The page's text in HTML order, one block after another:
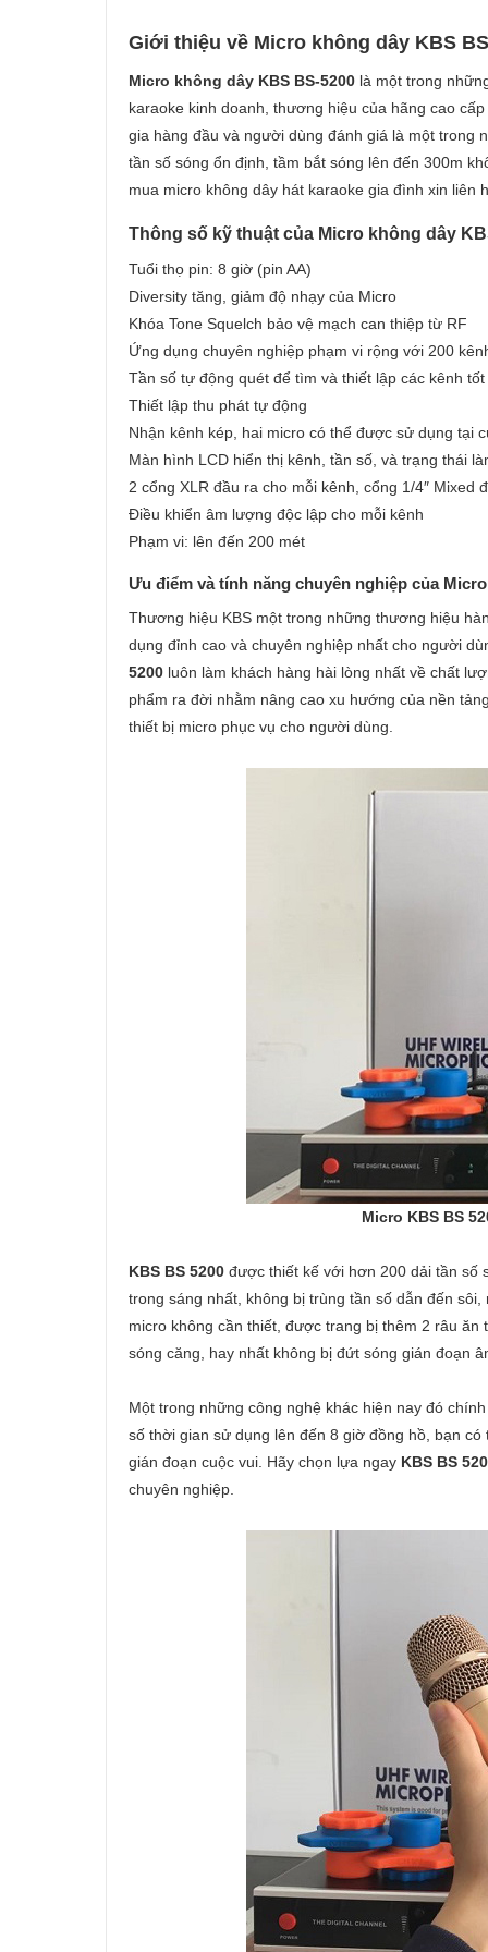
Giới thiệu về Micro không dây KBS
Micro không dây KBS BS-5200 là một trong
karaoke kinh doanh, thương hiệu của hãng cao
gia hàng đầu và người dùng đánh giá là một trong
tần số sóng ổn định, tầm bắt sóng lên đến 300m
mua micro không dây hát karaoke gia đình xin
Thông số kỹ thuật của Micro không dây
Tuổi thọ pin: 8 giờ (pin AA)
Diversity tăng, giảm độ nhạy của Micro
Khóa Tone Squelch bảo vệ mạch can thiệp từ RF
Ứng dụng chuyên nghiệp phạm vi rộng với 200
Tần số tự động quét để tìm và thiết lập các kênh tốt
Thiết lập thu phát tự động
Nhận kênh kép, hai micro có thể được sử dụng tại
Màn hình LCD hiển thị kênh, tần số, và trạng thái
2 cổng XLR đầu ra cho mỗi kênh, cổng 1/4″ Mixed
Điều khiển âm lượng độc lập cho mỗi kênh
Phạm vi: lên đến 200 mét
Ưu điểm và tính năng chuyên nghiệp của
Thương hiệu KBS một trong những thương hiệu
dụng đỉnh cao và chuyên nghiệp nhất cho người
5200 luôn làm khách hàng hài lòng nhất về chất
phẩm ra đời nhằm nâng cao xu hướng của nền
thiết bị micro phục vụ cho người dùng.
Micro KBS BS
KBS BS 5200 được thiết kế với hơn 200 dải tần số
trong sáng nhất, không bị trùng tần số dẫn đến
micro không cần thiết, được trang bị thêm 2 râu
sóng căng, hay nhất không bị đứt sóng gián đoạn
Một trong những công nghệ khác hiện nay đó
số thời gian sử dụng lên đến 8 giờ đồng hồ, bạn
gián đoạn cuộc vui. Hãy chọn lựa ngay KBS BS
chuyên nghiệp.